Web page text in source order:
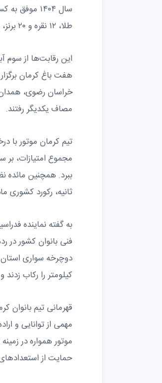
طلا، ۱۲ نقره و ۲۰ برنز، به مقام قهرمانی رسید.
هفت باغ کرمان
خراسان رضوی،
مصاف یکدیگر رفتند.
مجموع امتیازات، بر
ثانیه، رکورد کشوری
فنی بانوان کشور در
کیلومتر را رکاب زدند و 80 تا ۹۰ درصد شرکت کنندگان از اعضای تیم ملی بودند.
قهرمانی تیم بانوان
مهمی از توانایی و
موتور همواره در
حمایت از